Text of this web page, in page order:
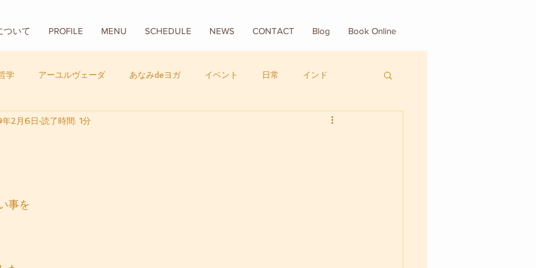
ついて PROFILE MENU SCHEDULE NEWS CONTACT Blog Book Online
学 アーユルヴェーダ あなみdeヨガ イベント 日常 インド
フード バリ
2月6日 読了時間: 1分
事を